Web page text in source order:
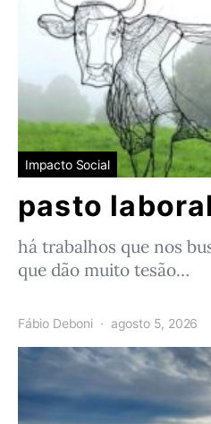
Impacto Social
pasto laboral
há trabalhos que nos
que dão muito tesão…
Fábio Deboni agosto 5, 2026